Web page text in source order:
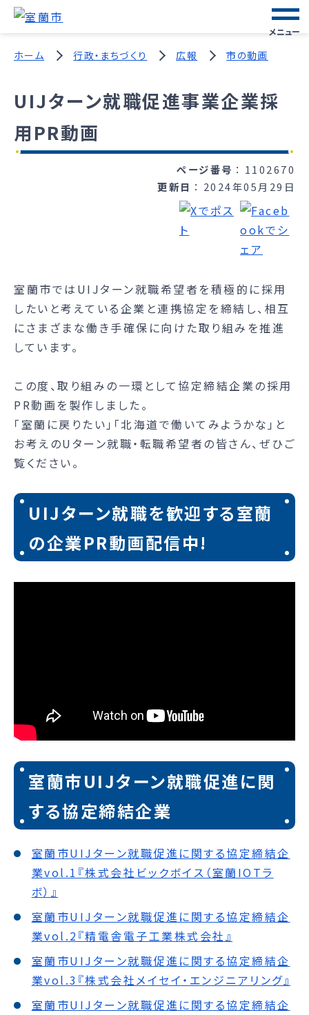
メニュー
ホーム 行政・まちづくり 広報 市の動画
UIJターン就職促進事業企業採
用PR動画
ページ番号
1102670
更新日
2024年05月29日
室蘭市ではUIJターン就職希望者を積極的に採用
したいと考えている企業と連携協定を締結し、相互
にさまざまな働き手確保に向けた取り組みを推進
しています。
この度、取り組みの一環として協定締結企業の採用
PR動画を製作しました。
「室蘭に戻りたい」「北海道で働いてみようかな」と
お考えのUターン就職・転職希望者の皆さん、ぜひご
覧ください。
UIJターン就職を歓迎する室蘭
の企業PR動画配信中!
室蘭市UIJターン就職促進に関
する協定締結企業
室蘭市UIJターン就職促進に関する協定締結企
業vol.1『株式会社ビックボイス（室蘭IOTラ
ボ）』
室蘭市UIJターン就職促進に関する協定締結企
業vol.2『精電舎電子工業株式会社』
室蘭市UIJターン就職促進に関する協定締結企
業vol.3『株式会社メイセイ・エンジニアリング』
室蘭市UIJターン就職促進に関する協定締結企